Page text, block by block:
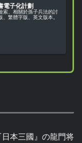
電子化計劃
索、相關於孫子兵法的討
、繁體字版、英文版本。
本三國』の龍門将